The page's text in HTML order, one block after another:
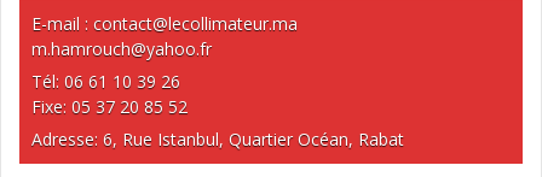
E-mail : contact@lecollimateur.ma
m.hamrouch@yahoo.fr
Tél: 06 61 10 39 26
Fixe: 05 37 20 85 52
Adresse: 6, Rue Istanbul, Quartier Océan, Rabat